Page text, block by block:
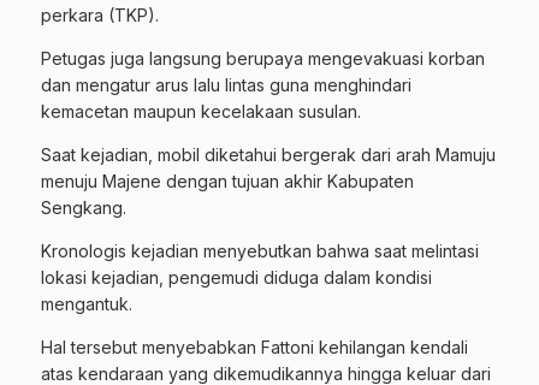
perkara (TKP).
Petugas juga langsung berupaya mengevakuasi korban
dan mengatur arus lalu lintas guna menghindari
kemacetan maupun kecelakaan susulan.
Saat kejadian, mobil diketahui bergerak dari arah Mamuju
menuju Majene dengan tujuan akhir Kabupaten
Sengkang.
Kronologis kejadian menyebutkan bahwa saat melintasi
lokasi kejadian, pengemudi diduga dalam kondisi
mengantuk.
Hal tersebut menyebabkan Fattoni kehilangan kendali
atas kendaraan yang dikemudikannya hingga keluar dari